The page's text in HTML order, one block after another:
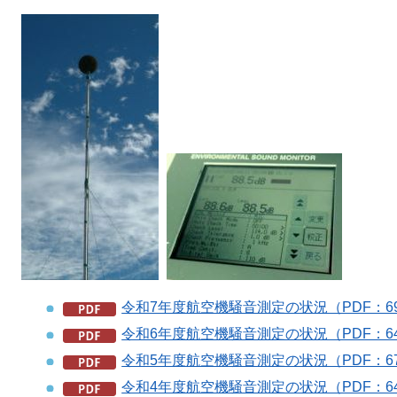
令和7年度航空機騒音測定の状況（PDF：
令和6年度航空機騒音測定の状況（PDF：
令和5年度航空機騒音測定の状況（PDF：
令和4年度航空機騒音測定の状況（PDF：